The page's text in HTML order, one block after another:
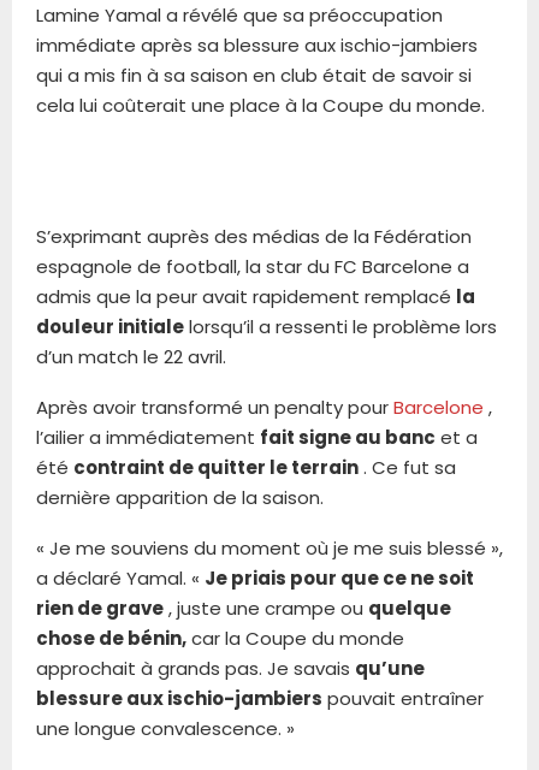
Lamine Yamal a révélé que sa préoccupation
immédiate après sa blessure aux ischio-jambiers
qui a mis fin à sa saison en club était de savoir si
cela lui coûterait une place à la Coupe du monde.
S’exprimant auprès des médias de la Fédération
espagnole de football, la star du FC Barcelone a
admis que la peur avait rapidement remplacé la
douleur initialelorsqu’il a ressenti le problème lors
d’un match le 22 avril.
Après avoir transformé un penalty pourBarcelone ,
l’ailier a immédiatement fait signe au banc et a
été contraint de quitter le terrain. Ce fut sa
dernière apparition de la saison.
« Je me souviens du moment où je me suis blessé »,
a déclaré Yamal. « Je priais pour que ce ne soit
rien de grave, juste une crampe ou quelque
chose de bénin,car la Coupe du monde
approchait à grands pas. Je savais qu’une
blessure aux ischio-jambiers pouvait entraîner
une longue convalescence. »